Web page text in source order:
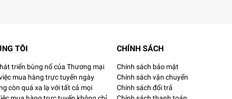
TÔI
triển bùng nổ của Thương mại
mua hàng trực tuyến ngày
còn quá xa lạ với tất cả mọi
CHÍNH SÁCH
Chính sách bảo mật
Chính sách vận chuyển
Chính sách đổi trả